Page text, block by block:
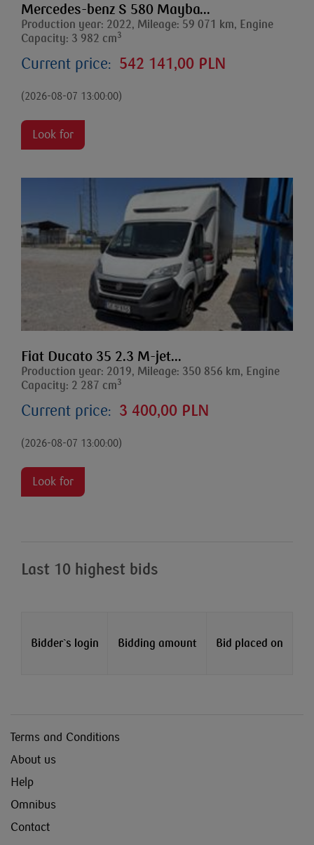
Mercedes-benz S 580 Mayba...
Production year: 2022, Mileage: 59 071 km, Engine
Capacity: 3 982 cm3
Current price: 542 141,00 PLN
(2026-08-07 13:00:00)
Look for
Fiat Ducato 35 2.3 M-jet...
Production year: 2019, Mileage: 350 856 km, Engine
Capacity: 2 287 cm3
Current price: 3 400,00 PLN
(2026-08-07 13:00:00)
Look for
Last 10 highest bids
Bidder`s login Bidding amount Bid placed on
Terms and Conditions
About us
Help
Omnibus
Contact